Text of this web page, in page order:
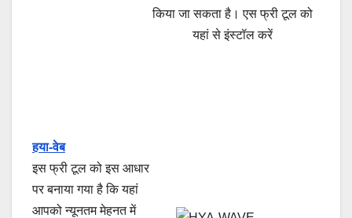
किया जा सकता है। एस फ्री टूल को
यहां से इंस्टॉल करें
हया-वेब
इस फ्री टूल को इस आधार
पर बनाया गया है कि यहां
आपको न्यूनतम मेहनत में